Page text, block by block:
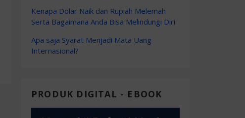
Kenapa Dolar Naik dan Rupiah Melemah
Serta Bagaimana Anda Bisa Melindungi Diri
Apa saja Syarat Menjadi Mata Uang
Internasional?
PRODUK DIGITAL - EBOOK